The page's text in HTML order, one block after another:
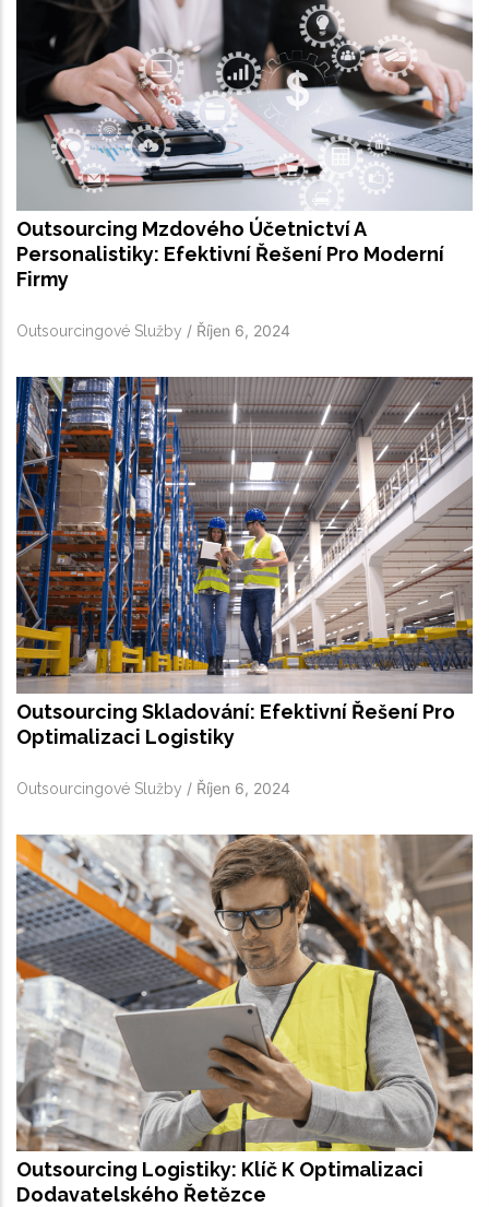
Outsourcing Mzdového Účetnictví A
Personalistiky: Efektivní Řešení Pro Moderní
Firmy
Outsourcingové Služby / Říjen 6, 2024
Outsourcing Skladování: Efektivní Řešení Pro
Optimalizaci Logistiky
Outsourcingové Služby / Říjen 6, 2024
Outsourcing Logistiky: Klíč K Optimalizaci
Dodavatelského Řetězce